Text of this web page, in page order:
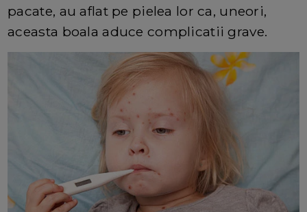
pacate, au aflat pe pielea lor ca, uneori,
aceasta boala aduce complicatii grave.